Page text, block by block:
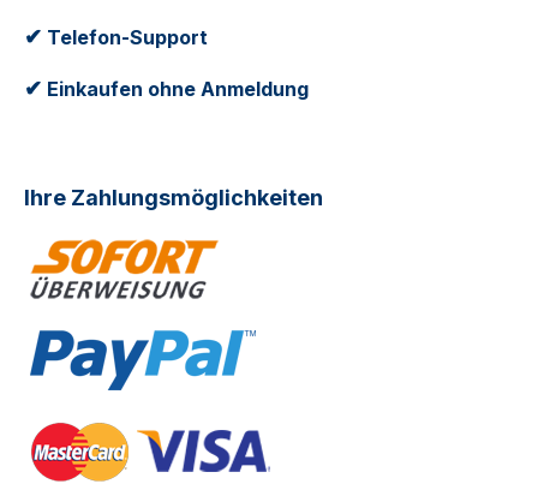
✔ Telefon-Support
✔ Einkaufen ohne Anmeldung
Ihre Zahlungsmöglichkeiten